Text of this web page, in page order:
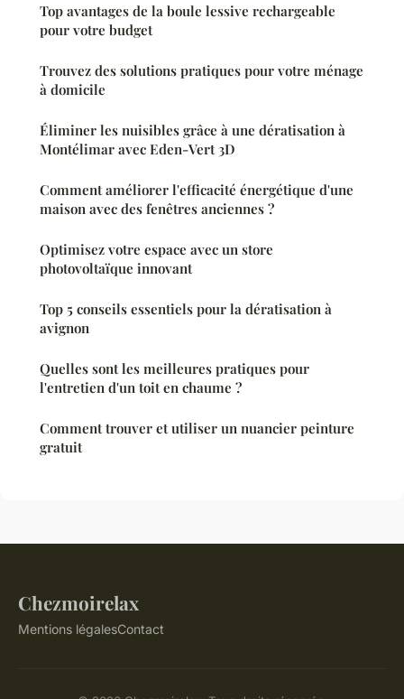
Top avantages de la boule lessive rechargeable
pour votre budget
Trouvez des solutions pratiques pour votre ménage
à domicile
Éliminer les nuisibles grâce à une dératisation à
Montélimar avec Eden-Vert 3D
Comment améliorer l'efficacité énergétique d'une
maison avec des fenêtres anciennes ?
Optimisez votre espace avec un store
photovoltaïque innovant
Top 5 conseils essentiels pour la dératisation à
avignon
Quelles sont les meilleures pratiques pour
l'entretien d'un toit en chaume ?
Comment trouver et utiliser un nuancier peinture
gratuit
Chezmoirelax
Mentions légalesContact